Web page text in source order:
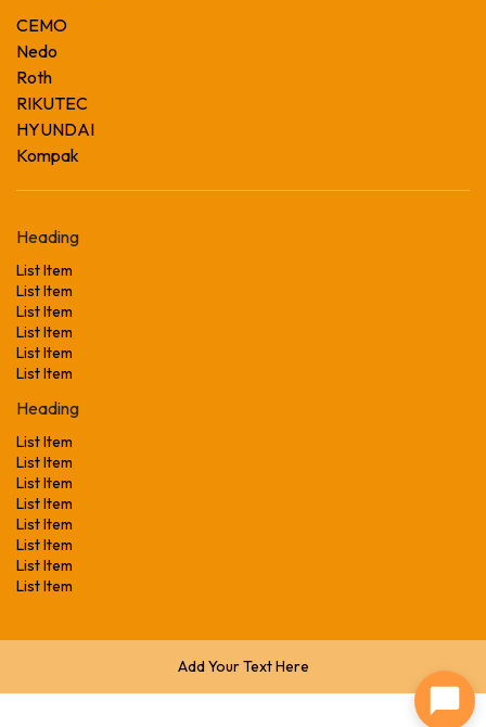
CEMO
Nedo
Roth
RIKUTEC
HYUNDAI
Kompak
Heading
List Item
List Item
List Item
List Item
List Item
List Item
Heading
List Item
List Item
List Item
List Item
List Item
List Item
List Item
List Item
Add Your Text Here